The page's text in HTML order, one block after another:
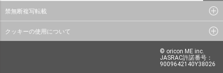
禁無断複写転載
クッキーの使用について
© oricon ME inc.
JASRAC許諾番号：
9009642140Y38026